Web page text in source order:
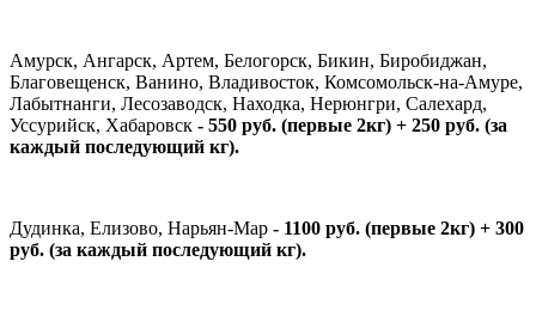
Амурск, Ангарск, Артем, Белогорск, Бикин, Биробиджан,
Благовещенск, Ванино, Владивосток, Комсомольск-на-Амуре,
Лабытнанги, Лесозаводск, Находка, Нерюнгри, Салехард,
Уссурийск, Хабаровск - 550 руб. (первые 2кг) + 250 руб. (за
каждый последующий кг).
Дудинка, Елизово, Нарьян-Мар - 1100 руб. (первые 2кг) + 300
руб. (за каждый последующий кг).